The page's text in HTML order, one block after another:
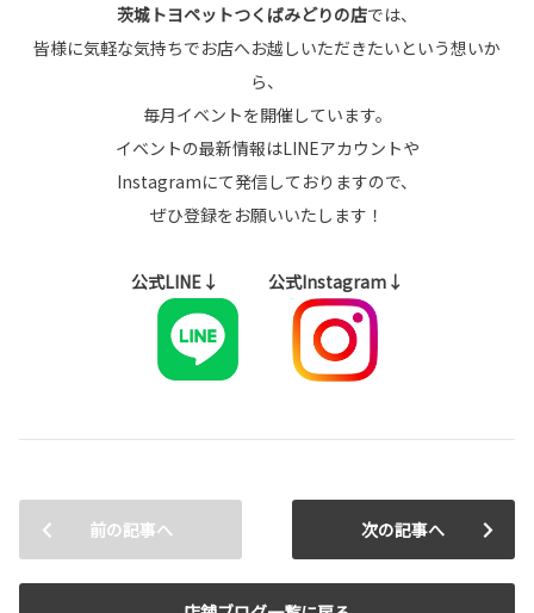
茨城トヨペットつくばみどりの店では、
皆様に気軽な気持ちでお店へお越しいただきたいという想いか
ら、
毎月イベントを開催しています。
イベントの最新情報はLINEアカウントや
Instagramにて発信しておりますので、
ぜひ登録をお願いいたします！
公式LINE↓ 公式Instagram↓
前の記事へ 次の記事へ